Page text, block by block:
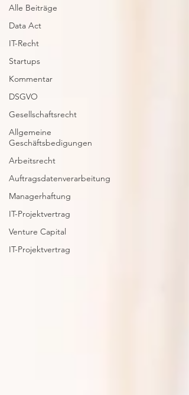
Alle Beiträge
Data Act
IT-Recht
Startups
Kommentar
DSGVO
Gesellschaftsrecht
Allgemeine
Geschäftsbedigungen
Arbeitsrecht
Auftragsdatenverarbeitung
Managerhaftung
IT-Projektvertrag
Venture Capital
IT-Projektvertrag